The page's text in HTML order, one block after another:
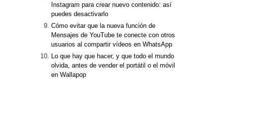
Instagram para crear nuevo contenido: así
puedes desactivarlo
Cómo evitar que la nueva función de
Mensajes de YouTube te conecte con otros
usuarios al compartir vídeos en WhatsApp
Lo que hay que hacer, y que todo el mundo
olvida, antes de vender el portátil o el móvil
en Wallapop